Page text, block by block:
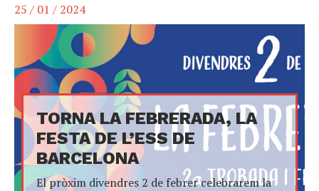
25 / 01 / 2024
TORNA LA FEBRERADA, LA
FESTA DE L’ESS DE
BARCELONA
El pròxim divendres 2 de febrer celebrarem la